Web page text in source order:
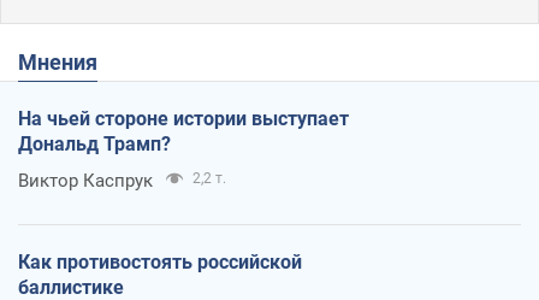
Мнения
На чьей стороне истории выступает
Дональд Трамп?
Виктор Каспрук 2,2 т.
Как противостоять российской
баллистике